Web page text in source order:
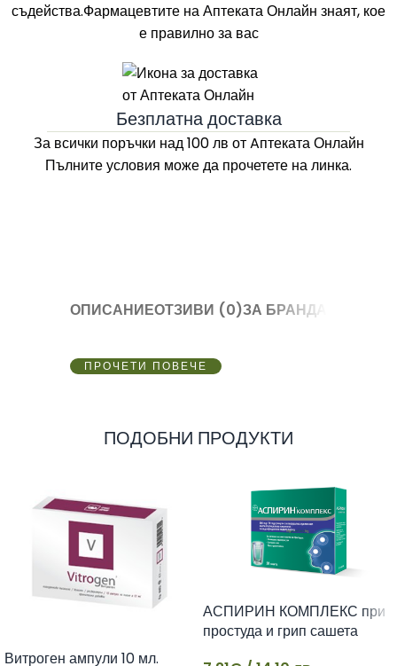
съдейства.Фармацевтите наАптеката Онлайн знаят, кое
е правилно за вас
Безплатна доставка
За всички поръчки над 100 лв от Aптеката Онлайн
Пълните условия може да прочетете на линка.
ОПИСАНИЕОТЗИВИ (0)ЗА БРАНДА
ПРОЧЕТИ ПОВЕЧЕ
ПОДОБНИ ПРОДУКТИ
Витроген ампули 10 мл.
АСПИРИН КОМПЛЕКС при
простуда и грип сашета